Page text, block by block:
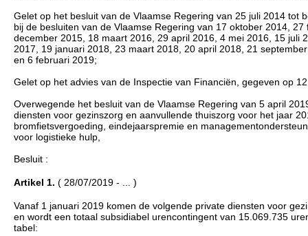
Gelet op het besluit van de Vlaamse Regering van 25 juli 2014 tot
bij de besluiten van de Vlaamse Regering van 17 oktober 2014,
december 2015, 18 maart 2016, 29 april 2016, 4 mei 2016, 15
2017, 19 januari 2018, 23 maart 2018, 20 april 2018, 21
en 6 februari 2019;
Gelet op het advies van de Inspectie van Financiën, gegeven op
Overwegende het besluit van de Vlaamse Regering van 5 april
diensten voor gezinszorg en aanvullende thuiszorg voor het jaar
bromfietsvergoeding, eindejaarspremie en
voor logistieke hulp,
Besluit :
Artikel 1. ( 28/07/2019 - ... )
Vanaf 1 januari 2019 komen de volgende private diensten voor
en wordt een totaal subsidiabel urencontingent van 15.069.735
tabel: